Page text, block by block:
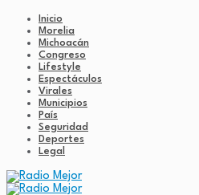
Inicio
Morelia
Michoacán
Congreso
Lifestyle
Espectáculos
Virales
Municipios
País
Seguridad
Deportes
Legal